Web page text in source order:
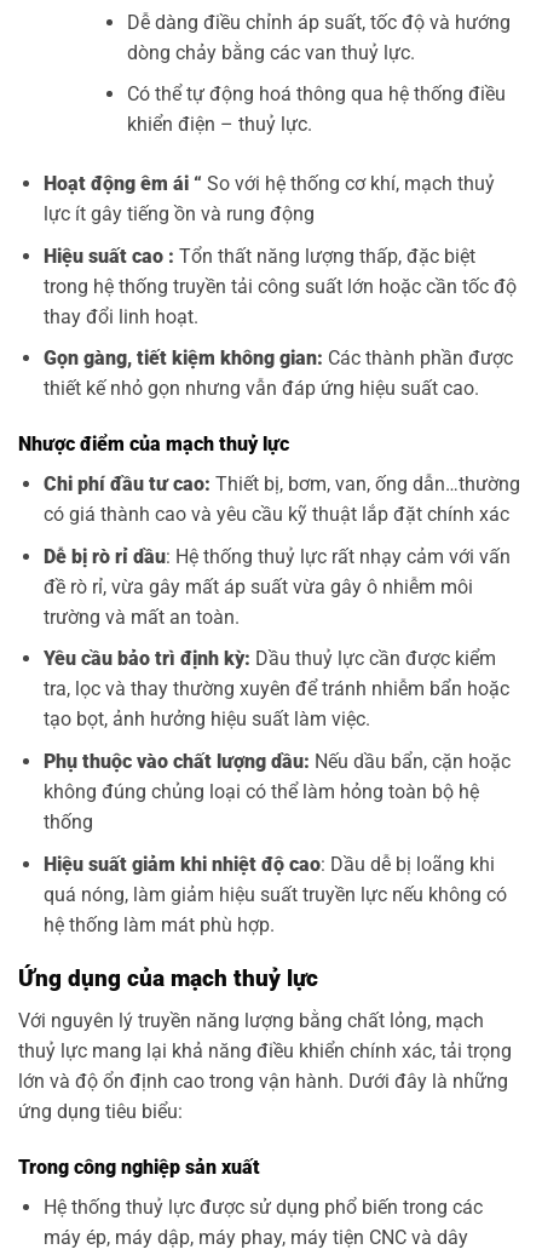
Dễ dàng điều chỉnh áp suất, tốc độ và hướng
dòng chảy bằng các van thuỷ lực.
Có thể tự động hoá thông qua hệ thống điều
khiển điện – thuỷ lực.
Hoạt động êm ái “ So với hệ thống cơ khí, mạch thuỷ
lực ít gây tiếng ồn và rung động
Hiệu suất cao : Tổn thất năng lượng thấp, đặc biệt
trong hệ thống truyền tải công suất lớn hoặc cần tốc độ
thay đổi linh hoạt.
Gọn gàng, tiết kiệm không gian: Các thành phần được
thiết kế nhỏ gọn nhưng vẫn đáp ứng hiệu suất cao.
Nhược điểm của mạch thuỷ lực
Chi phí đầu tư cao: Thiết bị, bơm, van, ống dẫn…thường
có giá thành cao và yêu cầu kỹ thuật lắp đặt chính xác
Dễ bị rò rỉ dầu: Hệ thống thuỷ lực rất nhạy cảm với vấn
đề rò rỉ, vừa gây mất áp suất vừa gây ô nhiễm môi
trường và mất an toàn.
Yêu cầu bảo trì định kỳ: Dầu thuỷ lực cần được kiểm
tra, lọc và thay thường xuyên để tránh nhiễm bẩn hoặc
tạo bọt, ảnh hưởng hiệu suất làm việc.
Phụ thuộc vào chất lượng dầu: Nếu dầu bẩn, cặn hoặc
không đúng chủng loại có thể làm hỏng toàn bộ hệ
thống
Hiệu suất giảm khi nhiệt độ cao: Dầu dễ bị loãng khi
quá nóng, làm giảm hiệu suất truyền lực nếu không có
hệ thống làm mát phù hợp.
Ứng dụng của mạch thuỷ lực
Với nguyên lý truyền năng lượng bằng chất lỏng, mạch
thuỷ lực mang lại khả năng điều khiển chính xác, tải trọng
lớn và độ ổn định cao trong vận hành. Dưới đây là những
ứng dụng tiêu biểu:
Trong công nghiệp sản xuất
Hệ thống thuỷ lực được sử dụng phổ biến trong các
máy ép, máy dập, máy phay, máy tiện CNC và dây